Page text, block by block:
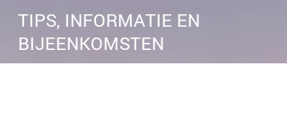
TIPS, INFORMATIE EN
BIJEENKOMSTEN